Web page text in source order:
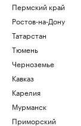
Пермский край
Ростов-на-Дону
Татарстан
Тюмень
Черноземье
Кавказ
Карелия
Мурманск
Приморский